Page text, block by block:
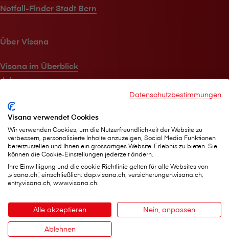
Notfall-Finder Stadt Bern
Über V⁠i⁠s⁠a⁠n⁠a
V⁠i⁠s⁠a⁠n⁠a im Überblick
Jobs
Nachhaltigkeit
Kundenmagazin
Hilfe & Kontakt
Agentur in meiner Nähe
myVisana Kundenportal
Medizinische Beratung 7/24
Datenschutzbestimmungen
Visana verwendet Cookies
Wir verwenden Cookies, um die Nutzerfreundlichkeit der Website zu
verbessern, personalisierte Inhalte anzuzeigen, Social Media Funktionen
bereitzustellen und Ihnen ein grossartiges Website-Erlebnis zu bieten. Sie
können die Cookie-Einstellungen jederzeit ändern.
Ihre Einwilligung und die cookie Richtlinie gelten für alle Websites von
„visana.ch“, einschließlich: dap.visana.ch, versicherungen.visana.ch,
entry.visana.ch, www.visana.ch.
Alle akzeptieren
Nein, anpassen
Ablehnen